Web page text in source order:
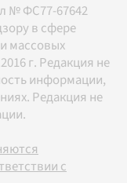
№ ФС77-67642
в сфере
массовых
г. Редакция не
информации,
Редакция не
с